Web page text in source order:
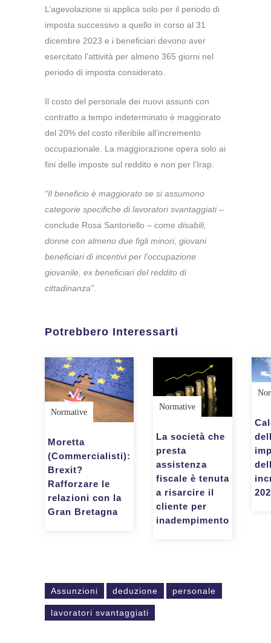
L’agevolazione si applica solo per il periodo di
imposta successivo a quello in corso al 31
dicembre 2023 e i beneficiari devono aver
esercitato l’attività per almeno 365 giorni nel
periodo di imposta considerato.
Il costo del personale dei nuovi assunti con
contratto a tempo indeterminato è maggiorato
del 20% del costo riferibile all’incremento
occupazionale. La maggiorazione opera solo ai
fini delle imposte sul reddito e non per l’Irap.
“Il beneficio è maggiorato se si assumono
categorie specifiche di lavoratori svantaggiati–
conclude Rosa Santoriello – come disabili,
donne con almeno due figli minori, giovani
beneficiari di incentivi per l’occupazione
giovanile, ex beneficiari del reddito di
cittadinanza”
Potrebbero Interessarti
Normative
Moretta
(Commercialisti):
Brexit?
Rafforzare le
relazioni con la
Gran Bretagna
Normative
La società che
presta
assistenza
fiscale è tenuta
a risarcire il
cliente per
inadempimento
Assunzioni deduzione personale
lavoratori svantaggiati